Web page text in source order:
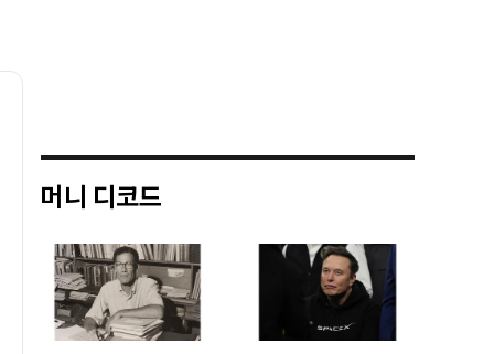
머니 디코드